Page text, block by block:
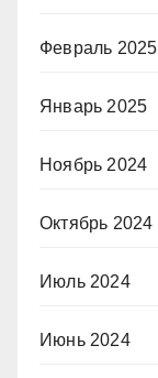
Февраль 2025
Январь 2025
Ноябрь 2024
Октябрь 2024
Июль 2024
Июнь 2024